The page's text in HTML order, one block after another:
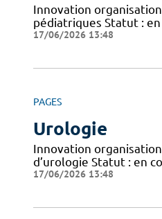
Innovation
pédiatriques Statut :
17/06/2026 13:48
PAGES
Urologie
Innovation
d’urologie Statut : en
17/06/2026 13:48